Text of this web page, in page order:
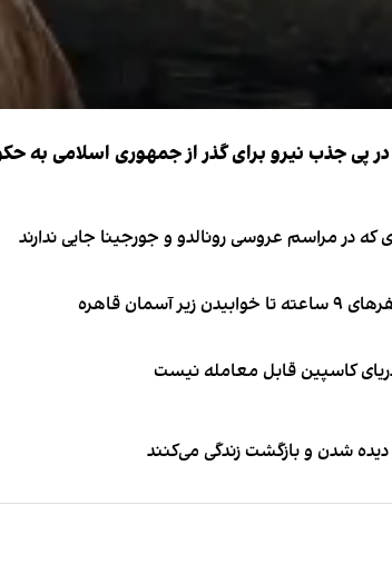
در پی جذب نیرو برای گذر از جمهوری اسلامی
قاهره
کاسپین قابل معامله نیست
شدن و بازگشت زندگی می‌کنند